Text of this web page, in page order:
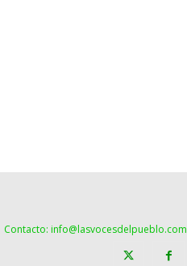
Contacto: info@lasvocesdelpueblo.com